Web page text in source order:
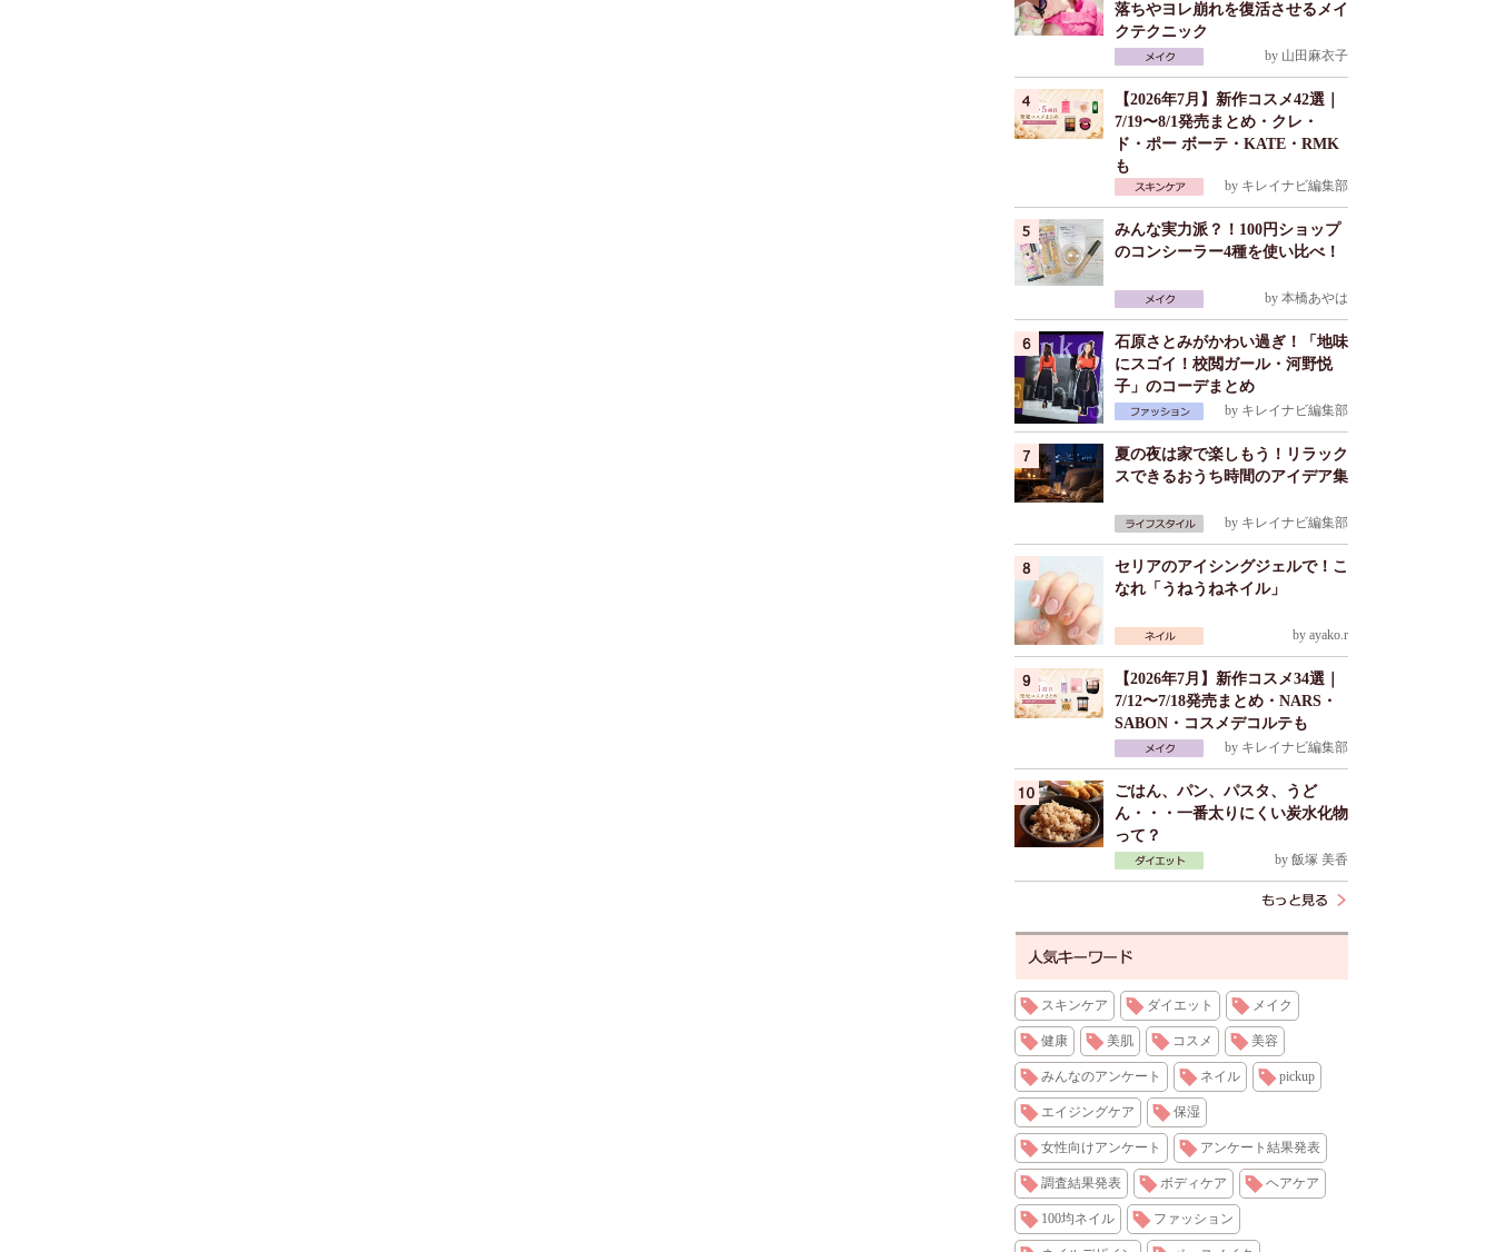
落ちやヨレ崩れを復活させるメイ
クテクニック
by 山田麻衣子
【2026年7月】新作コスメ42選｜
7/19〜8/1発売まとめ・クレ・
ド・ポー ボーテ・KATE・RMK
も
by キレイナビ編集部
みんな実力派？！100円ショップ
のコンシーラー4種を使い比べ！
by 本橋あやは
石原さとみがかわい過ぎ！「地味
にスゴイ！校閲ガール・河野悦
子」のコーデまとめ
by キレイナビ編集部
夏の夜は家で楽しもう！リラック
スできるおうち時間のアイデア集
by キレイナビ編集部
セリアのアイシングジェルで！こ
なれ「うねうねネイル」
by ayako.r
【2026年7月】新作コスメ34選｜
7/12〜7/18発売まとめ・NARS・
SABON・コスメデコルテも
by キレイナビ編集部
ごはん、パン、パスタ、うど
ん・・・一番太りにくい炭水化物
って？
by 飯塚 美香
スキンケア ダイエット メイク
健康 美肌 コスメ 美容
みんなのアンケート ネイル pickup
エイジングケア 保湿
女性向けアンケート アンケート結果発表
調査結果発表 ボディケア ヘアケア
100均ネイル ファッション